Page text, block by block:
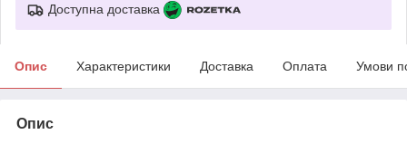
Доступна доставка
Опис Характеристики Доставка Оплата Умови
Опис